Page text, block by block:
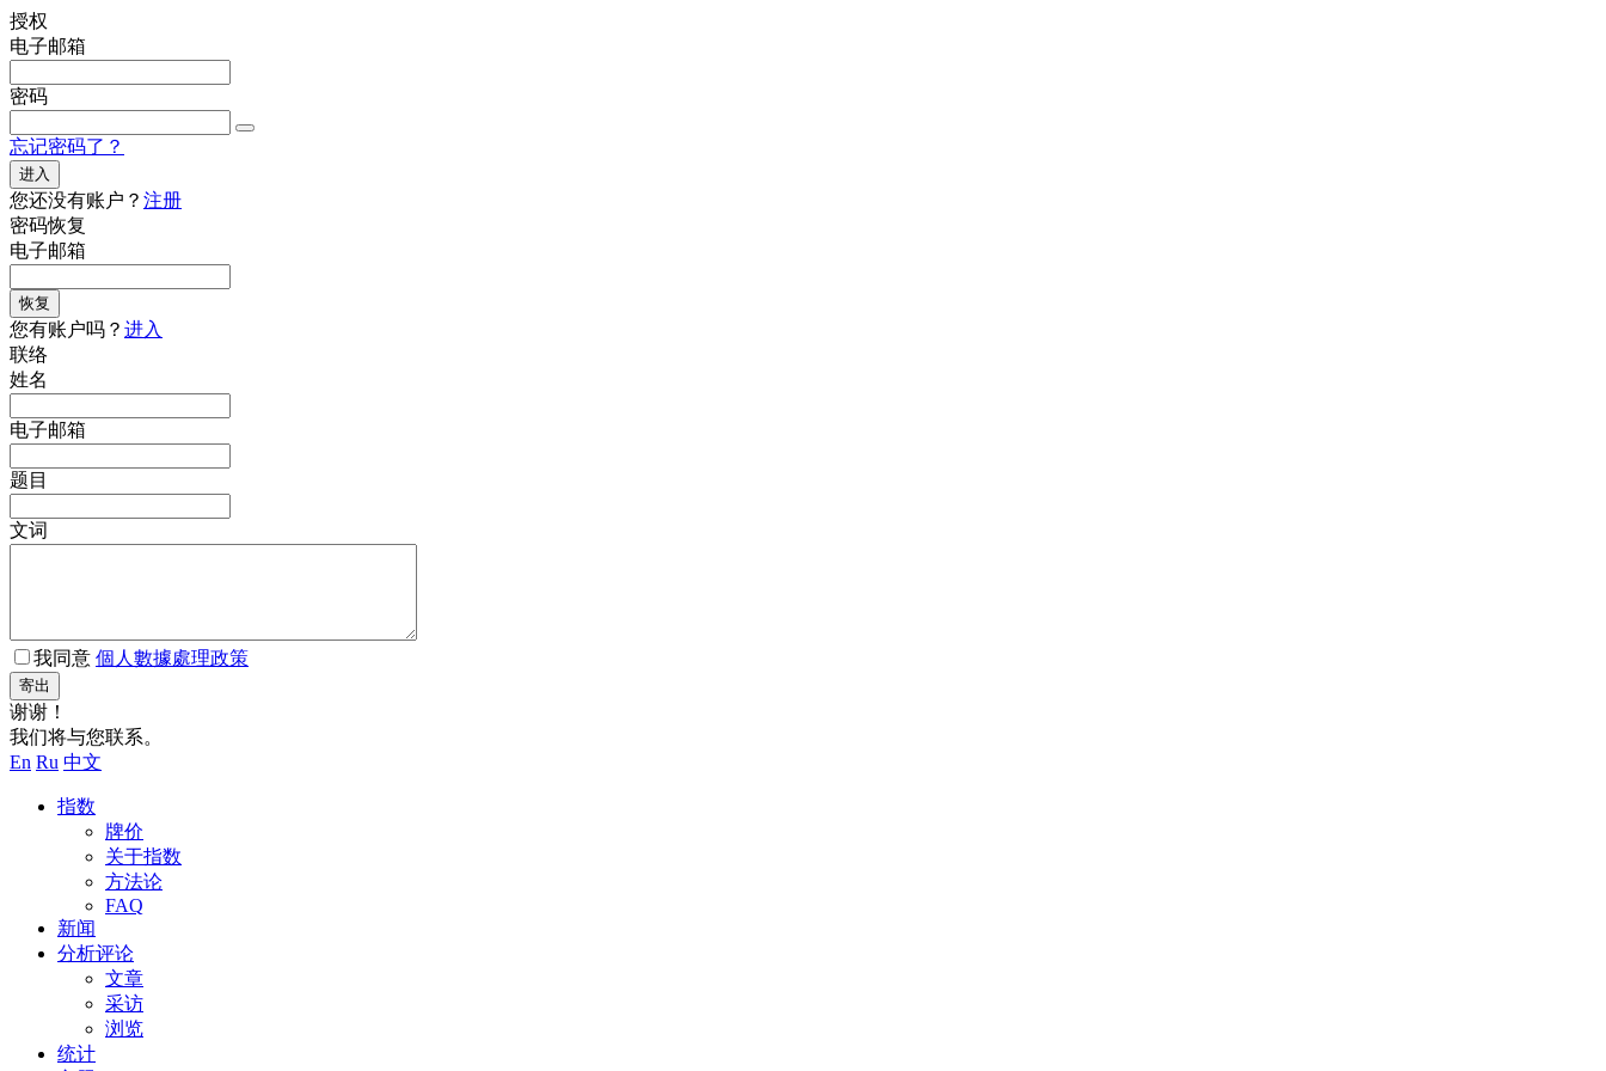
授权
电子邮箱
密码
忘记密码了？
进入
您还没有账户？ 注册
密码恢复
电子邮箱
恢复
您有账户吗？ 进入
联络
姓名
电子邮箱
题目
文词
我同意 個人數據處理政策
寄出
谢谢！
我们将与您联系。
En Ru 中文
指数
牌价
关于指数
方法论
FAQ
新闻
分析评论
文章
采访
浏览
统计